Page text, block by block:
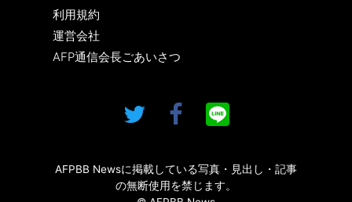
利用規約
運営会社
AFP通信会長ごあいさつ
AFPBB Newsに掲載している写真・見出し・記事
の無断使用を禁じます。